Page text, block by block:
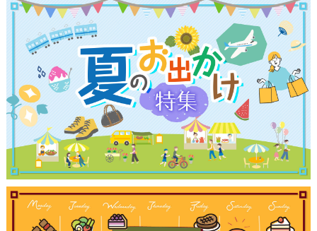
ランキング
ブログ記事
サイトについて